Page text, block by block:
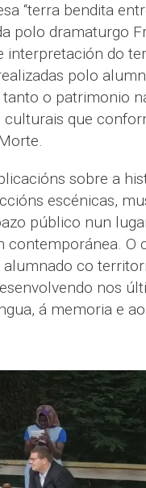
“terra bendita
polo dramaturgo
interpretación do
polo
o patrimonio
que
sobre a
escénicas,
público nun
O
co
nos
á memoria e